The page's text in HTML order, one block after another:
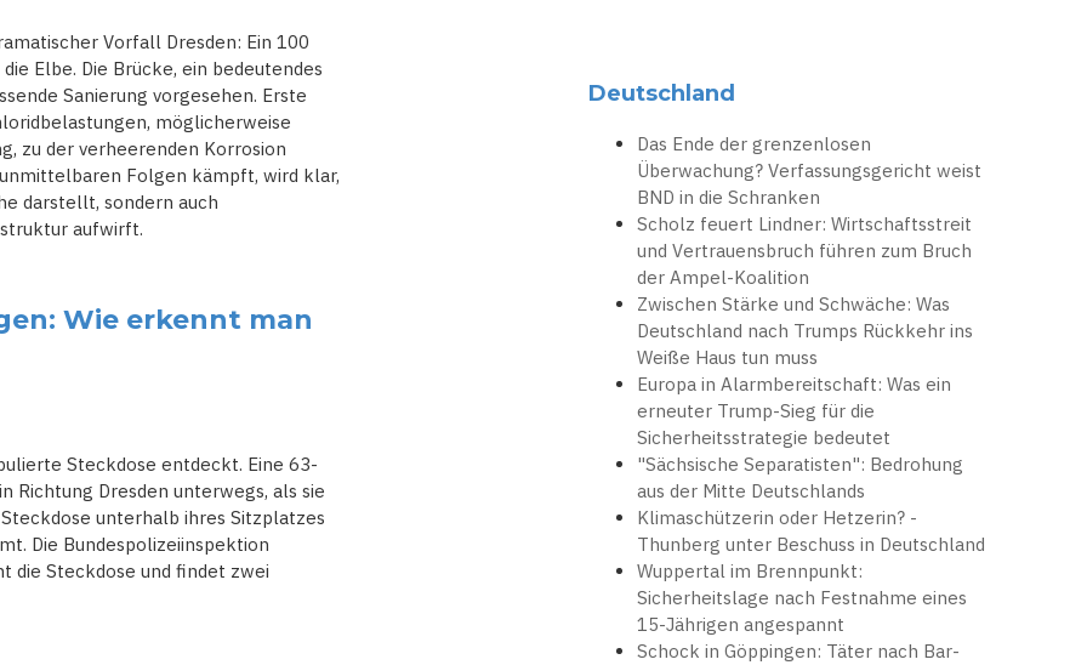
Vorfall Dresden: Ein 100
Elbe. Die Brücke, ein bedeutendes
Sanierung vorgesehen. Erste
möglicherweise
zu der verheerenden Korrosion
Folgen kämpft, wird klar,
darstellt, sondern auch
aufwirft.
Wie erkennt man
Steckdose entdeckt. Eine 63-
Richtung Dresden unterwegs, als sie
unterhalb ihres Sitzplatzes
Die Bundespolizeiinspektion
die Steckdose und findet zwei
Deutschland
Das Ende der grenzenlosen
Überwachung? Verfassungsgericht weist
BND in die Schranken
Scholz feuert Lindner: Wirtschaftsstreit
und Vertrauensbruch führen zum Bruch
der Ampel-Koalition
Zwischen Stärke und Schwäche: Was
Deutschland nach Trumps Rückkehr ins
Weiße Haus tun muss
Europa in Alarmbereitschaft: Was ein
erneuter Trump-Sieg für die
Sicherheitsstrategie bedeutet
"Sächsische Separatisten": Bedrohung
aus der Mitte Deutschlands
Klimaschützerin oder Hetzerin? -
Thunberg unter Beschuss in Deutschland
Wuppertal im Brennpunkt:
Sicherheitslage nach Festnahme eines
15-Jährigen angespannt
Schock in Göppingen: Täter nach Bar-